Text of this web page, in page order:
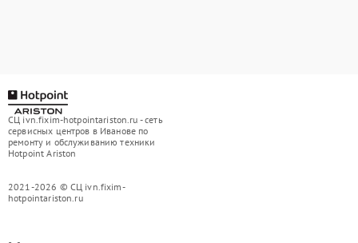
СЦ ivn.fixim-hotpointariston.ru - сеть
сервисных центров в Иванове по
ремонту и обслуживанию техники
Hotpoint Ariston
2021-2026 © СЦ ivn.fixim-
hotpointariston.ru